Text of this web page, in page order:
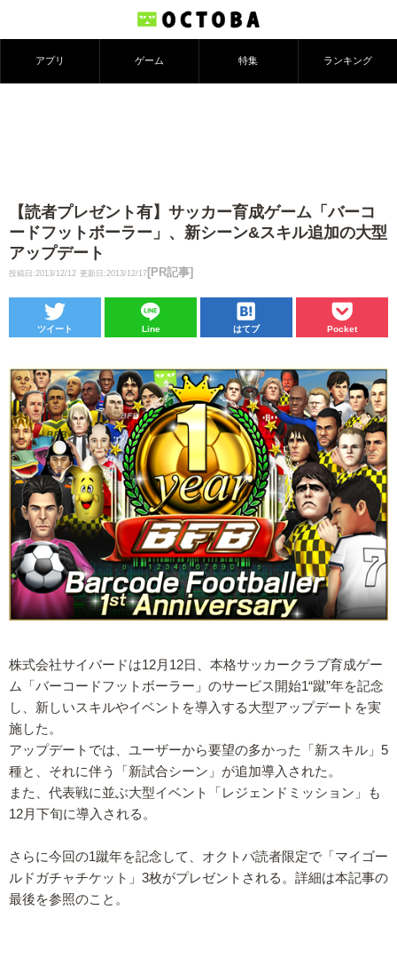
アプリ ゲーム 特集 ランキング
【読者プレゼント有】サッカー育成ゲーム「バーコ
ードフットボーラー」、新シーン&スキル追加の大型
アップデート
投稿日:2013/12/12 更新日:2013/12/17 [PR記事]
ツイート Line はてブ Pocket
株式会社サイバードは12月12日、本格サッカークラブ育成ゲー
ム「バーコードフットボーラー」のサービス開始1“蹴”年を記念
し、新しいスキルやイベントを導入する大型アップデートを実
施した。
アップデートでは、ユーザーから要望の多かった「新スキル」5
種と、それに伴う「新試合シーン」が追加導入された。
また、代表戦に並ぶ大型イベント「レジェンドミッション」も
12月下旬に導入される。
さらに今回の1蹴年を記念して、オクトバ読者限定で「マイゴー
ルドガチャチケット」3枚がプレゼントされる。詳細は本記事の
最後を参照のこと。